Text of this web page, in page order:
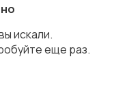
искали.
еще раз.